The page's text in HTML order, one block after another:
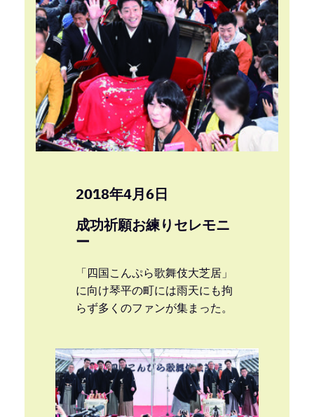
2018年4月6日
成功祈願お練りセレモニ
ー
「四国こんぷら歌舞伎大芝居」
に向け琴平の町には雨天にも拘
らず多くのファンが集まった。